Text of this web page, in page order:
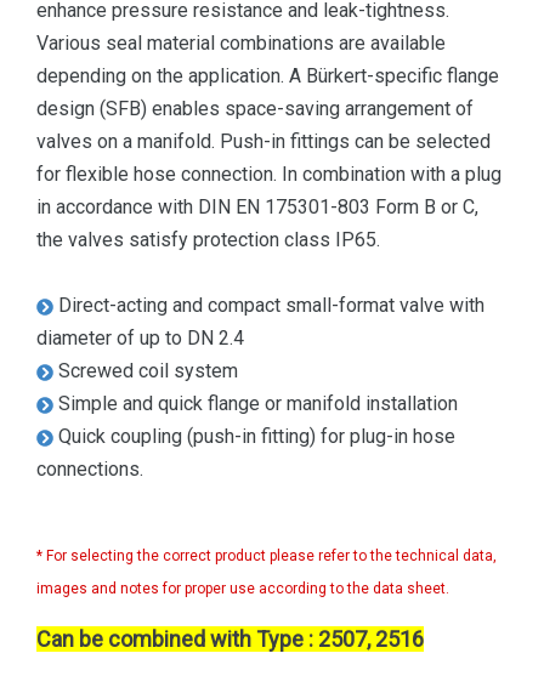
enhance pressure resistance and leak-tightness.
Various seal material combinations are available
depending on the application. A Bürkert-specific flange
design (SFB) enables space-saving arrangement of
valves on a manifold. Push-in fittings can be selected
for flexible hose connection. In combination with a plug
in accordance with DIN EN 175301-803 Form B or C,
the valves satisfy protection class IP65.
Direct-acting and compact small-format valve with
diameter of up to DN 2.4
Screwed coil system
Simple and quick flange or manifold installation
Quick coupling (push-in fitting) for plug-in hose
connections.
* For selecting the correct product please refer to the technical data,
images and notes for proper use according to the data sheet.
Can be combined with Type : 2507, 2516